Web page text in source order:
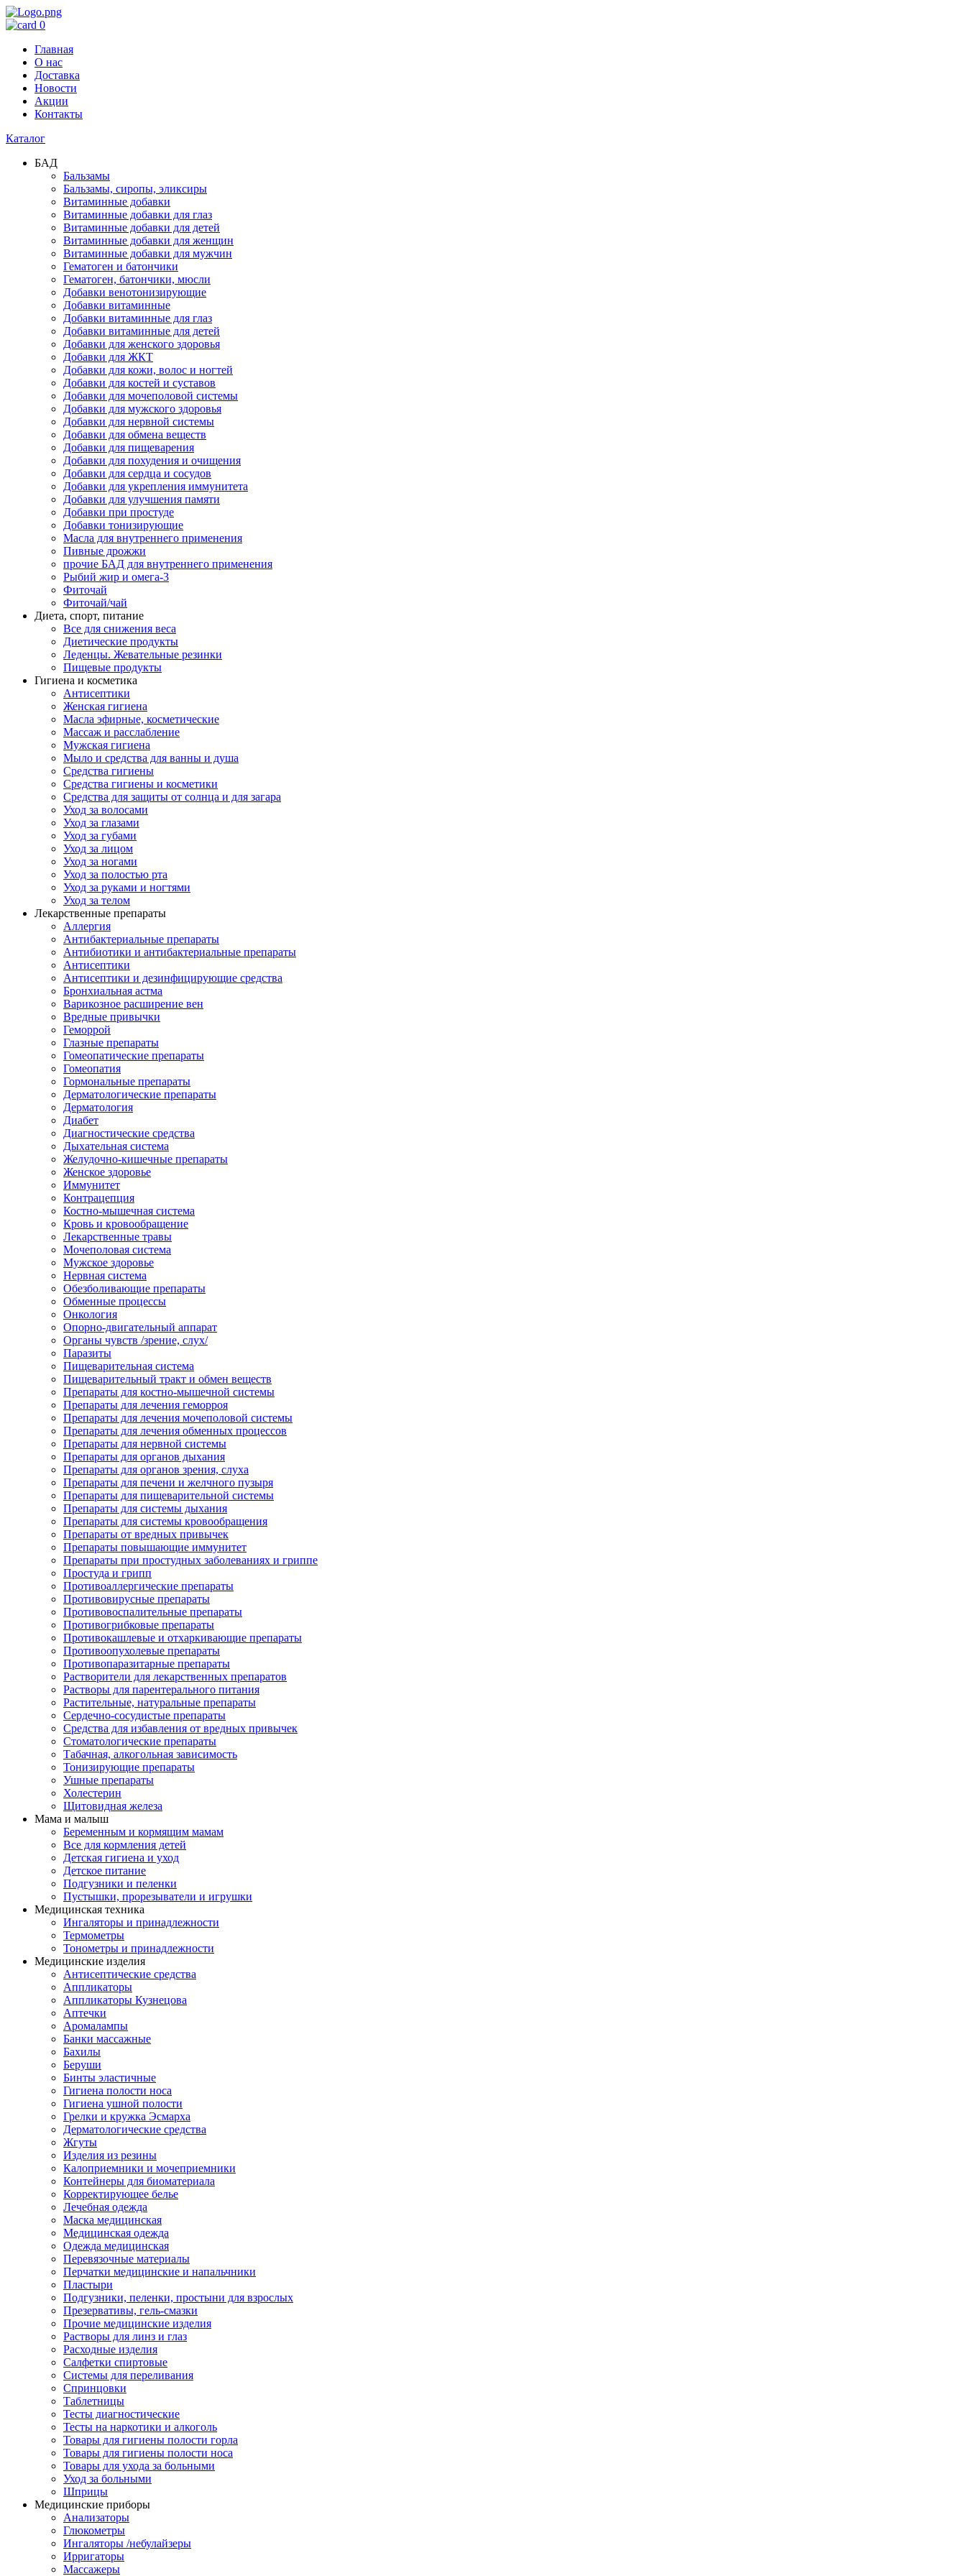
0
Главная
О нас
Доставка
Новости
Акции
Контакты
Каталог
БАД
Бальзамы
Бальзамы, сиропы, эликсиры
Витаминные добавки
Витаминные добавки для глаз
Витаминные добавки для детей
Витаминные добавки для женщин
Витаминные добавки для мужчин
Гематоген и батончики
Гематоген, батончики, мюсли
Добавки венотонизирующие
Добавки витаминные
Добавки витаминные для глаз
Добавки витаминные для детей
Добавки для женского здоровья
Добавки для ЖКТ
Добавки для кожи, волос и ногтей
Добавки для костей и суставов
Добавки для мочеполовой системы
Добавки для мужского здоровья
Добавки для нервной системы
Добавки для обмена веществ
Добавки для пищеварения
Добавки для похудения и очищения
Добавки для сердца и сосудов
Добавки для укрепления иммунитета
Добавки для улучшения памяти
Добавки при простуде
Добавки тонизирующие
Масла для внутреннего применения
Пивные дрожжи
прочие БАД для внутреннего применения
Рыбий жир и омега-3
Фиточай
Фиточай/чай
Диета, спорт, питание
Все для снижения веса
Диетические продукты
Леденцы. Жевательные резинки
Пищевые продукты
Гигиена и косметика
Антисептики
Женская гигиена
Масла эфирные, косметические
Массаж и расслабление
Мужская гигиена
Мыло и средства для ванны и душа
Средства гигиены
Средства гигиены и косметики
Средства для защиты от солнца и для загара
Уход за волосами
Уход за глазами
Уход за губами
Уход за лицом
Уход за ногами
Уход за полостью рта
Уход за руками и ногтями
Уход за телом
Лекарственные препараты
Аллергия
Антибактериальные препараты
Антибиотики и антибактериальные препараты
Антисептики
Антисептики и дезинфицирующие средства
Бронхиальная астма
Варикозное расширение вен
Вредные привычки
Геморрой
Глазные препараты
Гомеопатические препараты
Гомеопатия
Гормональные препараты
Дерматологические препараты
Дерматология
Диабет
Диагностические средства
Дыхательная система
Желудочно-кишечные препараты
Женское здоровье
Иммунитет
Контрацепция
Костно-мышечная система
Кровь и кровообращение
Лекарственные травы
Мочеполовая система
Мужское здоровье
Нервная система
Обезболивающие препараты
Обменные процессы
Онкология
Опорно-двигательный аппарат
Органы чувств /зрение, слух/
Паразиты
Пищеварительная система
Пищеварительный тракт и обмен веществ
Препараты для костно-мышечной системы
Препараты для лечения геморроя
Препараты для лечения мочеполовой системы
Препараты для лечения обменных процессов
Препараты для нервной системы
Препараты для органов дыхания
Препараты для органов зрения, слуха
Препараты для печени и желчного пузыря
Препараты для пищеварительной системы
Препараты для системы дыхания
Препараты для системы кровообращения
Препараты от вредных привычек
Препараты повышающие иммунитет
Препараты при простудных заболеваниях и гриппе
Простуда и грипп
Противоаллергические препараты
Противовирусные препараты
Противовоспалительные препараты
Противогрибковые препараты
Противокашлевые и отхаркивающие препараты
Противоопухолевые препараты
Противопаразитарные препараты
Растворители для лекарственных препаратов
Растворы для парентерального питания
Растительные, натуральные препараты
Сердечно-сосудистые препараты
Средства для избавления от вредных привычек
Стоматологические препараты
Табачная, алкогольная зависимость
Тонизирующие препараты
Ушные препараты
Холестерин
Щитовидная железа
Мама и малыш
Беременным и кормящим мамам
Все для кормления детей
Детская гигиена и уход
Детское питание
Подгузники и пеленки
Пустышки, прорезыватели и игрушки
Медицинская техника
Ингаляторы и принадлежности
Термометры
Тонометры и принадлежности
Медицинские изделия
Антисептические средства
Аппликаторы
Аппликаторы Кузнецова
Аптечки
Аромалампы
Банки массажные
Бахилы
Беруши
Бинты эластичные
Гигиена полости носа
Гигиена ушной полости
Грелки и кружка Эсмарха
Дерматологические средства
Жгуты
Изделия из резины
Калоприемники и мочеприемники
Контейнеры для биоматериала
Корректирующее белье
Лечебная одежда
Маска медицинская
Медицинская одежда
Одежда медицинская
Перевязочные материалы
Перчатки медицинские и напальчники
Пластыри
Подгузники, пеленки, простыни для взрослых
Презервативы, гель-смазки
Прочие медицинские изделия
Растворы для линз и глаз
Расходные изделия
Салфетки спиртовые
Системы для переливания
Спринцовки
Таблетницы
Тесты диагностические
Тесты на наркотики и алкоголь
Товары для гигиены полости горла
Товары для гигиены полости носа
Товары для ухода за больными
Уход за больными
Шприцы
Медицинские приборы
Анализаторы
Глюкометры
Ингаляторы /небулайзеры
Ирригаторы
Массажеры